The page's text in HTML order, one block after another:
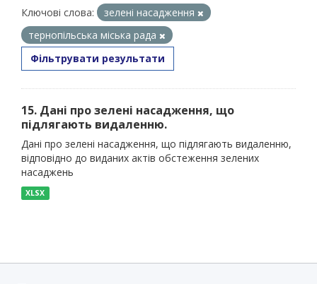
Ключові слова:
зелені насадження
тернопільська міська рада
Фільтрувати результати
15. Дані про зелені насадження, що
підлягають видаленню.
Дані про зелені насадження, що підлягають видаленню,
відповідно до виданих актів обстеження зелених
насаджень
XLSX